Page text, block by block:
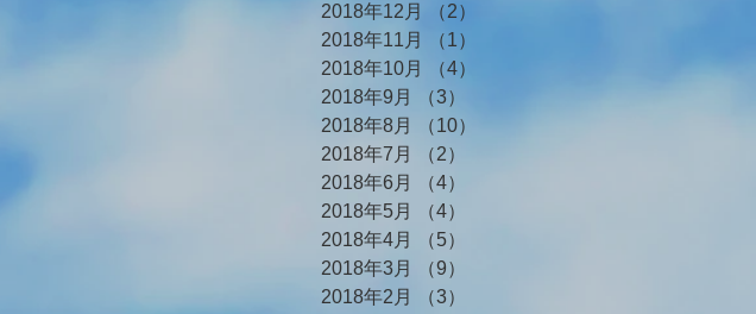
2018年12月
（2）
2018年11月
（1）
2018年10月
（4）
2018年9月
（3）
2018年8月
（10）
2018年7月
（2）
2018年6月
（4）
2018年5月
（4）
2018年4月
（5）
2018年3月
（9）
2018年2月
（3）